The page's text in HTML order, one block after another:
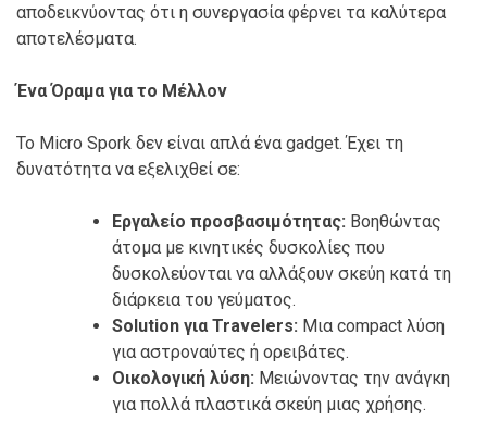
αποδεικνύοντας ότι η συνεργασία φέρνει τα καλύτερα
αποτελέσματα.
Ένα Όραμα για το Μέλλον
Το Micro Spork δεν είναι απλά ένα gadget. Έχει τη
δυνατότητα να εξελιχθεί σε:
Εργαλείο προσβασιμότητας: Βοηθώντας
άτομα με κινητικές δυσκολίες που
δυσκολεύονται να αλλάξουν σκεύη κατά τη
διάρκεια του γεύματος.
Solution για Travelers: Μια compact λύση
για αστροναύτες ή ορειβάτες.
Οικολογική λύση: Μειώνοντας την ανάγκη
για πολλά πλαστικά σκεύη μιας χρήσης.